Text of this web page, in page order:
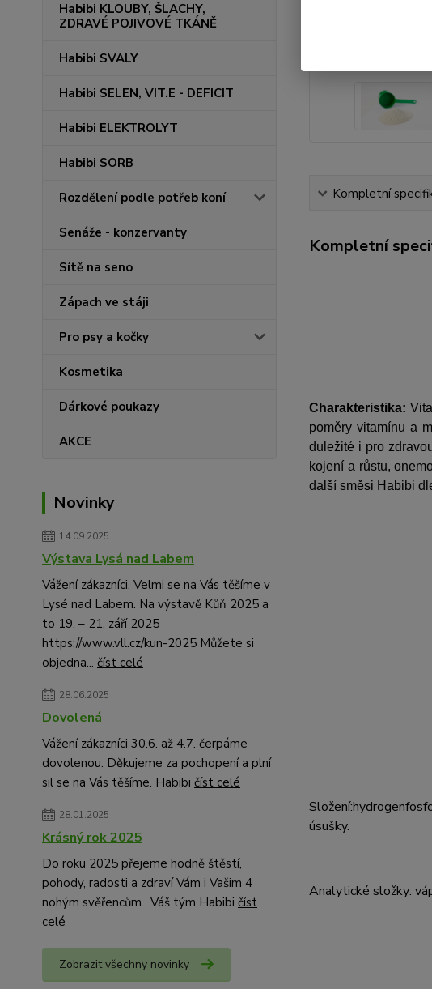
Habibi KLOUBY, ŠLACHY,
ZDRAVÉ POJIVOVÉ TKÁNĚ
Habibi SVALY
Habibi SELEN, VIT.E - DEFICIT
Habibi ELEKTROLYT
Habibi SORB
Rozdělení podle potřeb koní
Senáže - konzervanty
Sítě na seno
Zápach ve stáji
Pro psy a kočky
Kosmetika
Dárkové poukazy
AKCE
Novinky
14.09.2025
Výstava Lysá nad Labem
Vážení zákazníci. Velmi se na Vás těšíme v
Lysé nad Labem. Na výstavě Kůň 2025 a
to 19. – 21. září 2025
https://www.vll.cz/kun-2025 Můžete si
objedna... číst celé
28.06.2025
Dovolená
Vážení zákazníci 30.6. až 4.7. čerpáme
dovolenou. Děkujeme za pochopení a plní
sil se na Vás těšíme. Habibi číst celé
28.01.2025
Krásný rok 2025
Do roku 2025 přejeme hodně štěstí,
pohody, radosti a zdraví Vám i Vašim 4
nohým svěřencům. Váš tým Habibi číst
celé
Zobrazit všechny novinky
Kompletní
Kompletní
Charakteristika:
poměry vitamínu a
duležité i pro
kojení a růstu,
další směsi Habibi
Složení:
úsušky.
Analytické složky: